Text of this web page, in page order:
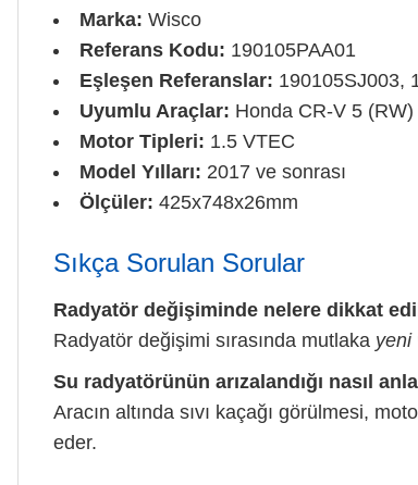
Marka: Wisco
Referans Kodu: 190105PAA01
Eşleşen Referanslar: 190105SJ003,
Uyumlu Araçlar: Honda CR-V 5 (RW)
Motor Tipleri: 1.5 VTEC
Model Yılları: 2017 ve sonrası
Ölçüler: 425x748x26mm
Sıkça Sorulan Sorular
Radyatör değişiminde nelere dikkat
Radyatör değişimi sırasında mutlaka yeni
Su radyatörünün arızalandığı nasıl
Aracın altında sıvı kaçağı görülmesi,
eder.